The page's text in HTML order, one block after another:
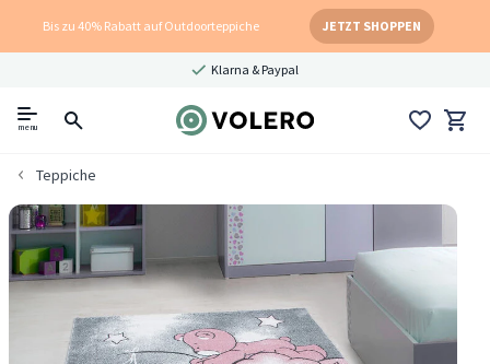
Bis zu 40% Rabatt auf Outdoorteppiche JETZT SHOPPEN
Klarna & Paypal
menu
Teppiche